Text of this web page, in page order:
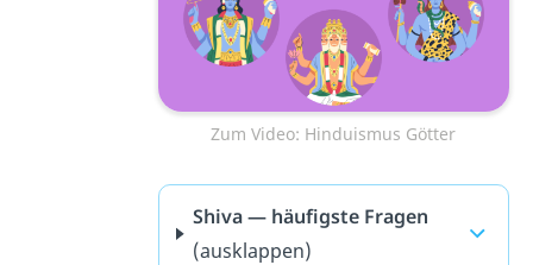
Zum Video: Hinduismus Götter
Shiva — häufigste Fragen
(ausklappen)